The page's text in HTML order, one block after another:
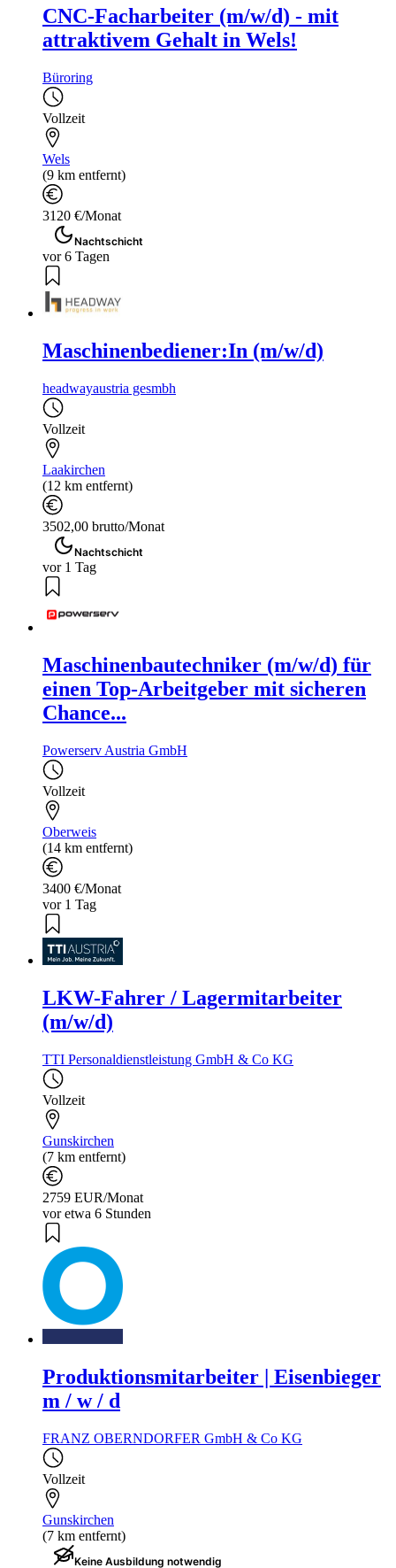
CNC-Facharbeiter (m/w/d) - mit
attraktivem Gehalt in Wels!
Büroring
Vollzeit
Wels
(9 km entfernt)
3120 €/Monat
Nachtschicht
vor 6 Tagen
Maschinenbediener:In (m/w/d)
headwayaustria gesmbh
Vollzeit
Laakirchen
(12 km entfernt)
3502,00 brutto/Monat
Nachtschicht
vor 1 Tag
Maschinenbautechniker (m/w/d) für
einen Top-Arbeitgeber mit sicheren
Chance...
Powerserv Austria GmbH
Vollzeit
Oberweis
(14 km entfernt)
3400 €/Monat
vor 1 Tag
LKW-Fahrer / Lagermitarbeiter
(m/w/d)
TTI Personaldienstleistung GmbH & Co KG
Vollzeit
Gunskirchen
(7 km entfernt)
2759 EUR/Monat
vor etwa 6 Stunden
Produktionsmitarbeiter | Eisenbieger
m / w / d
FRANZ OBERNDORFER GmbH & Co KG
Vollzeit
Gunskirchen
(7 km entfernt)
Keine Ausbildung notwendig